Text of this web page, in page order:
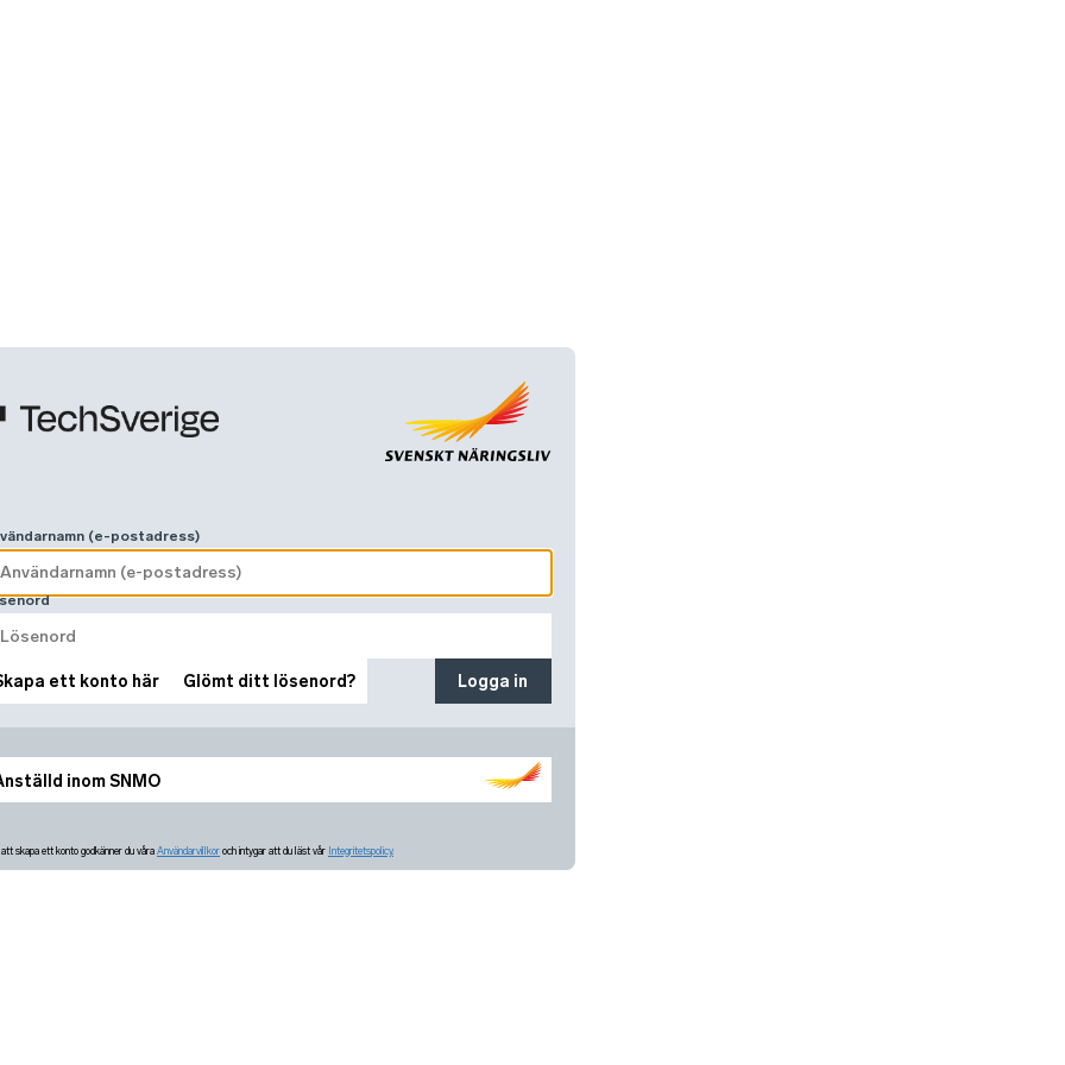
inom SNMO
(e-postadress)
ett konto här Glömt ditt lösenord? Logga in
skapa ett konto godkänner du våra Användarvillkor och intygar att du läst vår Integritetspolicy.